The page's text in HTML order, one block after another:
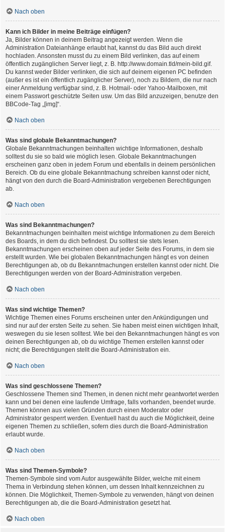
Nach oben
Kann ich Bilder in meine Beiträge einfügen?
Ja, Bilder können in deinem Beitrag angezeigt werden. Wenn die
Administration Dateianhänge erlaubt hat, kannst du das Bild auch direkt
hochladen. Ansonsten musst du zu einem Bild verlinken, das auf einem
öffentlich zugänglichen Server liegt, z. B. http://www.domain.tld/mein-bild.gif.
Du kannst weder Bilder verlinken, die sich auf deinem eigenen PC befinden
(außer es ist ein öffentlich zugänglicher Server), noch zu Bildern, die nur nach
einer Anmeldung verfügbar sind, z. B. Hotmail- oder Yahoo-Mailboxen, mit
einem Passwort geschützte Seiten usw. Um das Bild anzuzeigen, benutze den
BBCode-Tag „[img]“.
Nach oben
Was sind globale Bekanntmachungen?
Globale Bekanntmachungen beinhalten wichtige Informationen, deshalb
solltest du sie so bald wie möglich lesen. Globale Bekanntmachungen
erscheinen ganz oben in jedem Forum und ebenfalls in deinem persönlichen
Bereich. Ob du eine globale Bekanntmachung schreiben kannst oder nicht,
hängt von den durch die Board-Administration vergebenen Berechtigungen
ab.
Nach oben
Was sind Bekanntmachungen?
Bekanntmachungen beinhalten meist wichtige Informationen zu dem Bereich
des Boards, in dem du dich befindest. Du solltest sie stets lesen.
Bekanntmachungen erscheinen oben auf jeder Seite des Forums, in dem sie
erstellt wurden. Wie bei globalen Bekanntmachungen hängt es von deinen
Berechtigungen ab, ob du Bekanntmachungen erstellen kannst oder nicht. Die
Berechtigungen werden von der Board-Administration vergeben.
Nach oben
Was sind wichtige Themen?
Wichtige Themen eines Forums erscheinen unter den Ankündigungen und
sind nur auf der ersten Seite zu sehen. Sie haben meist einen wichtigen Inhalt,
weswegen du sie lesen solltest. Wie bei den Bekanntmachungen hängt es von
deinen Berechtigungen ab, ob du wichtige Themen erstellen kannst oder
nicht; die Berechtigungen stellt die Board-Administration ein.
Nach oben
Was sind geschlossene Themen?
Geschlossene Themen sind Themen, in denen nicht mehr geantwortet werden
kann und bei denen eine laufende Umfrage, falls vorhanden, beendet wurde.
Themen können aus vielen Gründen durch einen Moderator oder
Administrator gesperrt werden. Eventuell hast du auch die Möglichkeit, deine
eigenen Themen zu schließen, sofern dies durch die Board-Administration
erlaubt wurde.
Nach oben
Was sind Themen-Symbole?
Themen-Symbole sind vom Autor ausgewählte Bilder, welche mit einem
Thema in Verbindung stehen können, um dessen Inhalt kennzeichnen zu
können. Die Möglichkeit, Themen-Symbole zu verwenden, hängt von deinen
Berechtigungen ab, die die Board-Administration gesetzt hat.
Nach oben